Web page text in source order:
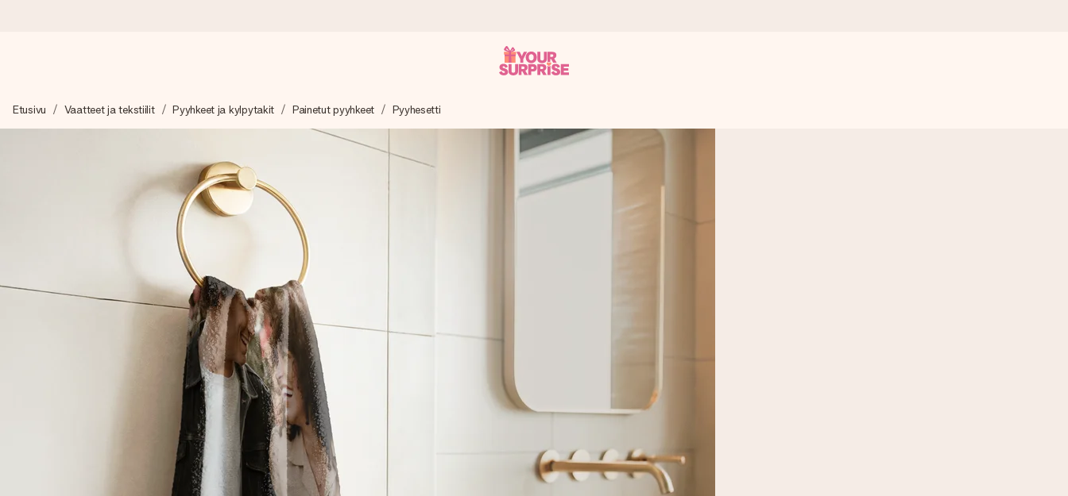
Valmistamme lahjasi huolella ja lähetämme sen hetkessä, jotta voit antaa sen juuri oikeaan aikaan, kun sillä on eniten
merkitystä.
4,8 (+15 000 arvostelun perusteella)
Lahjamme inspiroivat. Asiakkaiden arvosana on 4,8 Google Reviewsissä.
Ilmainen tervehdyskortti
Tilaa tänään – personoitu lahja valmistuu ja lähtee matkaan nopeammin kuin ehdit sanoa “yllätys!”
Etusivu Vaatteet ja tekstiilit Pyyhkeet ja kylpytakit Painetut pyyhkeet Pyyhesetti